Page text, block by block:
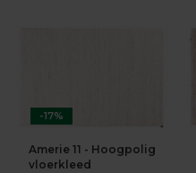
-17%
Amerie 11 - Hoogpolig
vloerkleed